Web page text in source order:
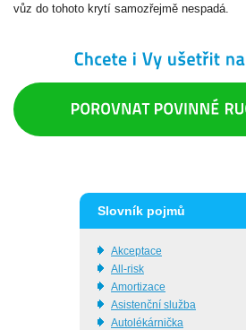
vůz do tohoto krytí samozřejmě nespadá.
Slovník pojmů
Akceptace
All-risk
Amortizace
Asistenční služba
Autolékárnička